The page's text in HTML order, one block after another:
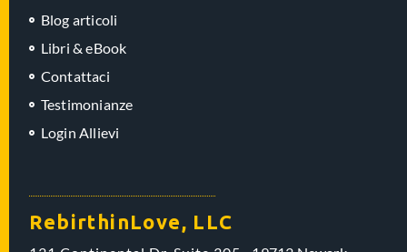
Blog articoli
Libri & eBook
Contattaci
Testimonianze
Login Allievi
RebirthinLove, LLC